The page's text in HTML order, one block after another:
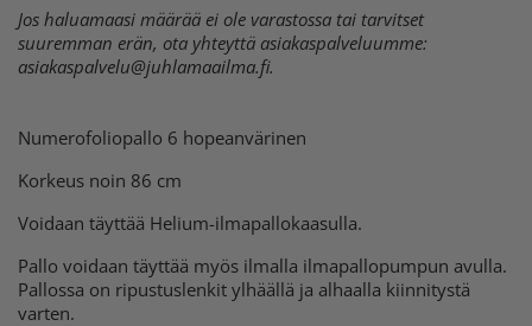
Jos haluamaasi määrää ei ole varastossa tai tarvitset
suuremman erän, ota yhteyttä asiakaspalveluumme:
asiakaspalvelu@juhlamaailma.fi.
Numerofoliopallo 6 hopeanvärinen
Korkeus noin 86 cm
Voidaan täyttää Helium-ilmapallokaasulla.
Pallo voidaan täyttää myös ilmalla ilmapallopumpun avulla.
Pallossa on ripustuslenkit ylhäällä ja alhaalla kiinnitystä
varten.